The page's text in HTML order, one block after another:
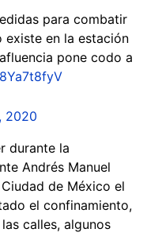
para combatir
existe en la estación
pone codo a
2020
durante la
Andrés Manuel
Ciudad de México el
el confinamiento,
calles, algunos